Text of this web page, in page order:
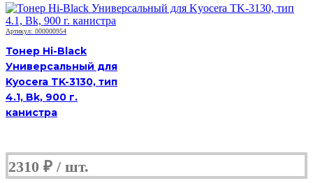
Black,
банка
50г,
пурпурный,
совместимый,
для
TK-
5230M
Артикул: 000000954
Тонер Hi-Black
Универсальный для
Kyocera TK-3130, тип
4.1, Bk, 900 г.
канистра
2310 ₽